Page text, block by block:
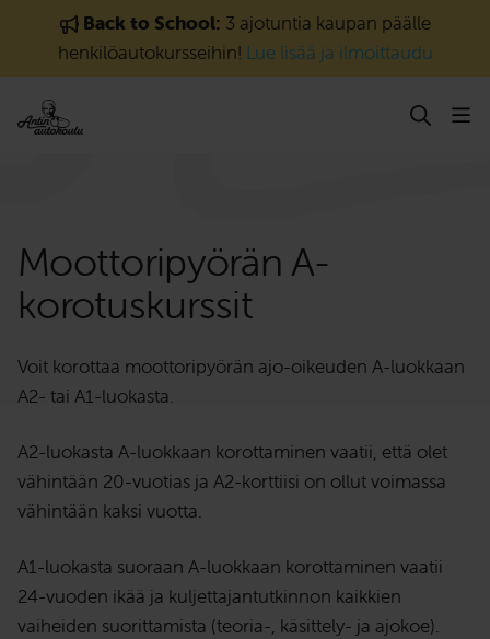
Siirry sisältöönBack to School: 3 ajotuntia kaupan päälle
henkilöautokursseihin! Lue lisää ja ilmoittaudu
Moottori­pyörä­n A-
korotuskurssit
Voit korottaa moottoripyörän ajo-oikeuden A-luokkaan
A2- tai A1-luokasta.
A2-luokasta A-luokkaan korottaminen vaatii, että olet
vähintään 20-vuotias ja A2-korttiisi on ollut voimassa
vähintään kaksi vuotta.
A1-luokasta suoraan A-luokkaan korottaminen vaatii
24-vuoden ikää ja kuljettajantutkinnon kaikkien
vaiheiden suorittamista (teoria-, käsittely- ja ajokoe).